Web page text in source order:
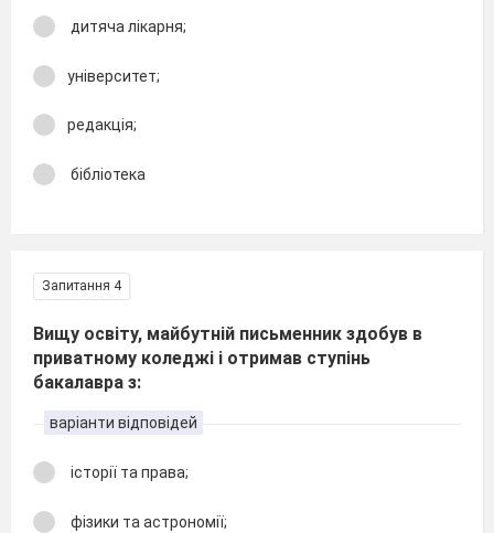
дитяча лікарня;
університет;
редакція;
бібліотека
Запитання 4
Вищу освіту, майбутній письменник здобув в
приватному коледжі і отримав ступінь
бакалавра з:
варіанти відповідей
історії та права;
фізики та астрономії;